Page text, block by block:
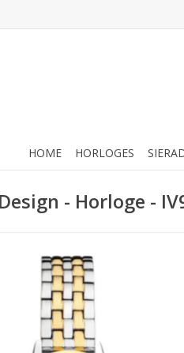
HOME HORLOGES
- Horloge -